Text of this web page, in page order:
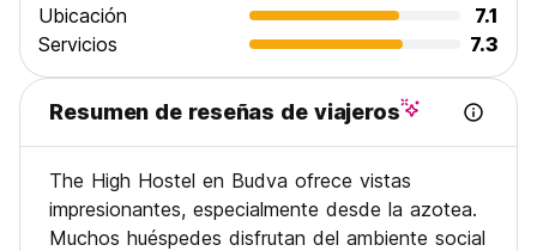
Ubicación
7.1
Servicios
7.3
Resumen de reseñas de viajeros
The High Hostel en Budva ofrece vistas
impresionantes, especialmente desde la azotea.
Muchos huéspedes disfrutan del ambiente social